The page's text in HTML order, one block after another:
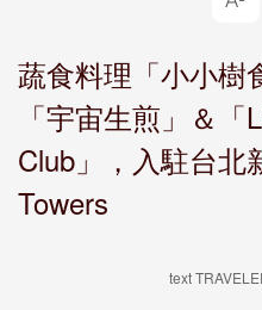
蔬食料理「小小樹
「宇宙生煎」＆
Club」，入駐台北
Towers
text